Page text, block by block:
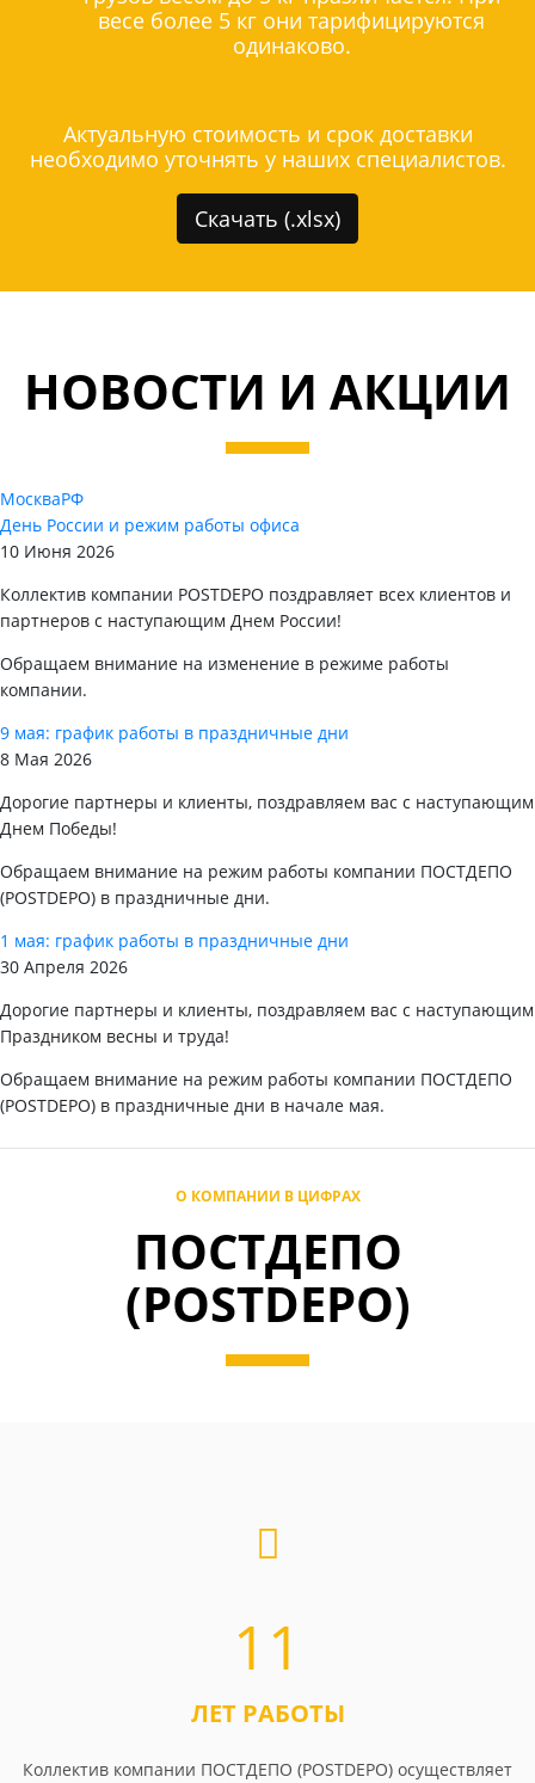
весе более 5 кг они тарифицируются
одинаково.
Актуальную стоимость и срок доставки
необходимо уточнять у наших специалистов.
Скачать (.xlsx)
НОВОСТИ И АКЦИИ
МоскваРФ
День России и режим работы офиса
10 Июня 2026
Коллектив компании POSTDEPO поздравляет всех клиентов и
партнеров с наступающим Днем России!
Обращаем внимание на изменение в режиме работы
компании.
9 мая: график работы в праздничные дни
8 Мая 2026
Дорогие партнеры и клиенты, поздравляем вас с наступающим
Днем Победы!
Обращаем внимание на режим работы компании ПОСТДЕПО
(POSTDEPO) в праздничные дни.
1 мая: график работы в праздничные дни
30 Апреля 2026
Дорогие партнеры и клиенты, поздравляем вас с наступающим
Праздником весны и труда!
Обращаем внимание на режим работы компании ПОСТДЕПО
(POSTDEPO) в праздничные дни в начале мая.
О КОМПАНИИ В ЦИФРАХ
ПОСТДЕПО
(POSTDEPO)
11
ЛЕТ РАБОТЫ
Коллектив компании ПОСТДЕПО (POSTDEPO) осуществляет